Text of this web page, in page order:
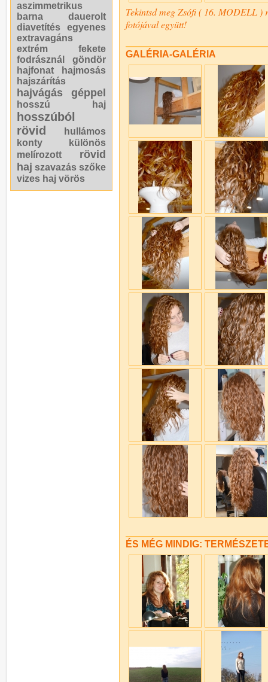
aszimmetrikus
barna
dauerolt
diavetítés
egyenes
extravagáns
extrém
fekete
fodrásznál
göndör
hajfonat
hajmosás
hajszárítás
hajvágás géppel
hosszú haj
hosszúból
rövid
hullámos
konty
különös
melírozott
rövid
haj szavazás szőke
vizes haj vörös
Tekintsd meg Zsófi ( 16. MODELL )
fotójával együtt!
GALÉRIA-GALÉRIA
ÉS MÉG MINDIG: